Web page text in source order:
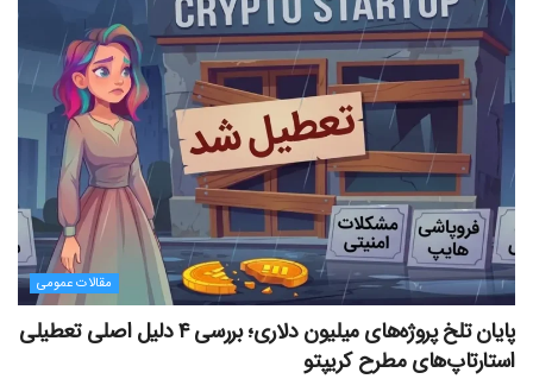
مقالات عمومی
پایان تلخ پروژه‌های میلیون دلاری؛ بررسی ۴ دلیل اصلی تعطیلی
استارتاپ‌های مطرح کریپتو